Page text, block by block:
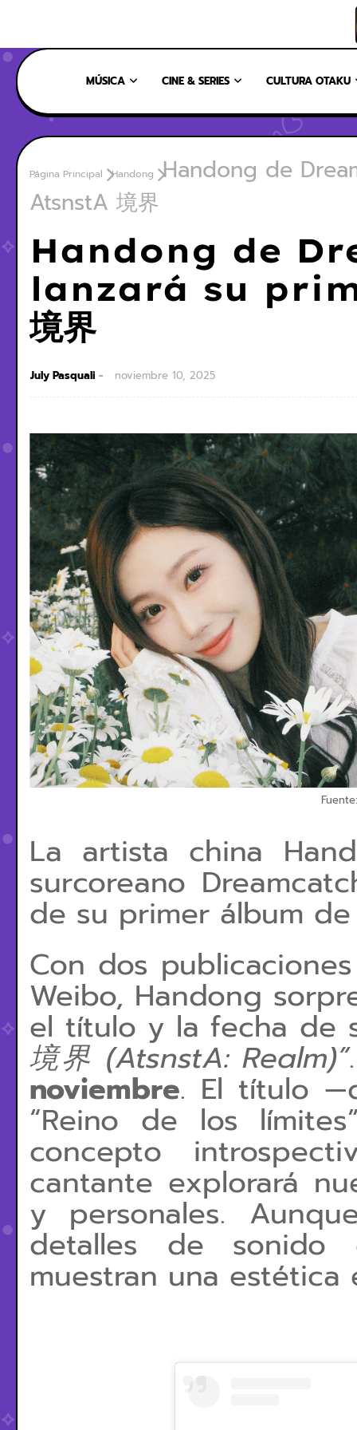
MÚSICA CINE & SERIES CULTURA OTAKU
Página Principal Handong
Handong de
AtsnstA 境界
Handong de
lanzará su
境界
July Pasquali noviembre 10, 2025
La artista china
surcoreano
de su primer álbum
Con dos
Weibo, Handong
el título y la fecha de
境界 (AtsnstA: Realm)”
noviembre. El título
“Reino de los
concepto
cantante explorará
y personales.
detalles de sonido
muestran una